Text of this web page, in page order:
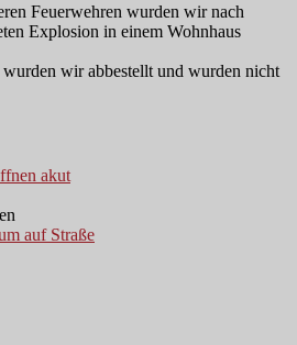
Feuerwehren wurden wir nach
Explosion in einem Wohnhaus
wir abbestellt und wurden nicht
akut
auf Straße